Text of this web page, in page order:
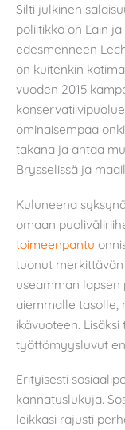
Silti julkinen
poliitikko on Lain
edesmenneen
on kuitenkin
vuoden 2015
ominaisempaa
takana ja antaa
Brysselissä ja
Kuluneena
omaan
toimeenpantu
tuonut
useamman lapsen
aiemmalle tasolle,
ikävuoteen.
työttömyysluvut
Erityisesti
kannatuslukuja.
leikkasi rajusti